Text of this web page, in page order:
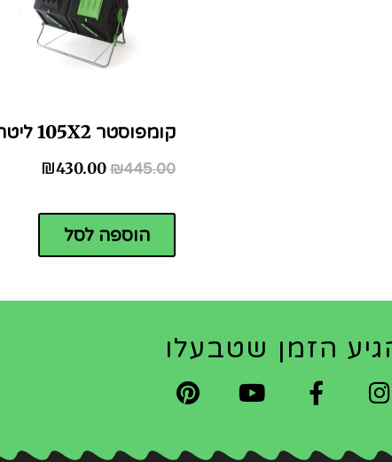
קומפוסטר 105X2 ליטר
₪445.00
₪430.00
הוספה לסל
הזמן שטבעלו